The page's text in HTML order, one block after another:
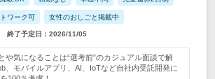
ワーク可 女性のおしごと掲載中
終了予定日：2026/11/05
や気になることは“選考前”のカジュアル面談で解
、モバイルアプリ、AI、IoTなど自社内受託開発に